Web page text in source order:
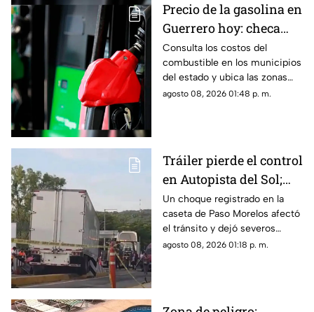
difusión.
Precio de la gasolina en
Guerrero hoy: checa
cuánto cuestan los
litros
Consulta los costos del
combustible en los municipios
del estado y ubica las zonas
con las tarifas más accesibles
agosto 08, 2026 01:48 p. m.
Tráiler pierde el control
en Autopista del Sol;
fallece una persona
Un choque registrado en la
caseta de Paso Morelos afectó
el tránsito y dejó severos
daños; este fue el saldo.
agosto 08, 2026 01:18 p. m.